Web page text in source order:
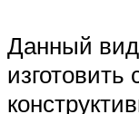
Данный
изготовить